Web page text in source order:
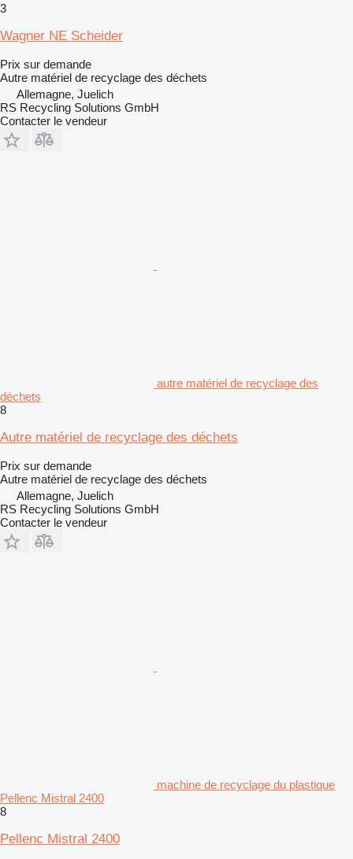
3
Wagner NE Scheider
Prix sur demande
Autre matériel de recyclage des déchets
Allemagne, Juelich
RS Recycling Solutions GmbH
Contacter le vendeur
autre matériel de recyclage des
déchets
8
Autre matériel de recyclage des déchets
Prix sur demande
Autre matériel de recyclage des déchets
Allemagne, Juelich
RS Recycling Solutions GmbH
Contacter le vendeur
machine de recyclage du plastique
Pellenc Mistral 2400
8
Pellenc Mistral 2400